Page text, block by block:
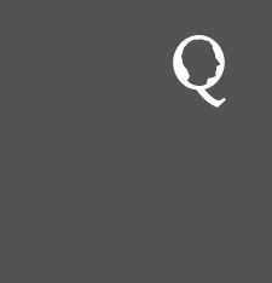
Den Haag. Blijf op de